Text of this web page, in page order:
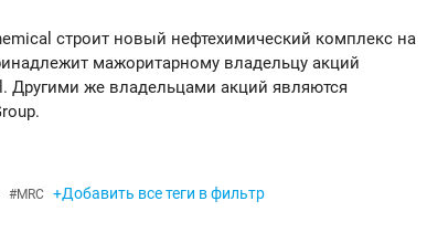
строит новый нефтехимический комплекс на
мажоритарному владельцу акций
Другими же владельцами акций являются
#MRC +Добавить все теги в фильтр